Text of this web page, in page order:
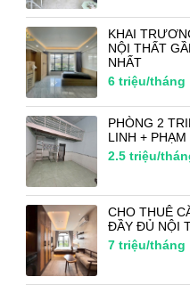
KHAI
NỘI THẤT
NHẤT
6 triệu/tháng
PHÒNG 2
LINH +
2.5 triệu/
CHO THUÊ
ĐẦY ĐỦ NỘI
7 triệu/tháng